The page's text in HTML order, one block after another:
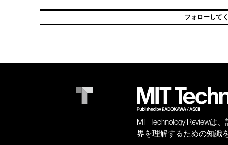
フォローして
MIT Technology Reviewは
界を理解するための知識